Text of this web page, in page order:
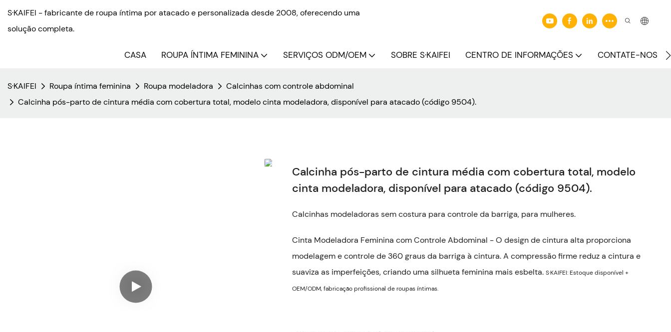
S·KAIFEI - fabricante de roupa íntima por atacado e personalizada desde 2008, oferecendo uma
solução completa.
CASA ROUPA ÍNTIMA FEMININA SERVIÇOS ODM/OEM SOBRE S·KAIFEI CENTRO DE INFORMAÇÕES CONTATE-NOS
S·KAIFEI Roupa íntima feminina Roupa modeladora
Calcinhas com controle abdominal
Calcinha pós-parto de cintura média com cobertura total, modelo cinta modeladora, disponível para atacado (código 9504).
Calcinha pós-parto de cintura média com cobertura total, modelo
cinta modeladora, disponível para atacado (código 9504).
Calcinhas modeladoras sem costura para controle da barriga, para mulheres.
Cinta Modeladora Feminina com Controle Abdominal - O design de cintura alta proporciona
modelagem e controle de 360 ​​graus da barriga à cintura. A compressão firme reduz a cintura e
suaviza as imperfeições, criando uma silhueta feminina mais esbelta. S·KAIFEI: Estoque disponível +
OEM/ODM, fabricação profissional de roupas íntimas.